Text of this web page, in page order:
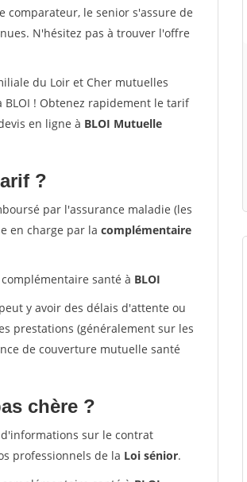
comparateur, le senior s'assure de
N'hésitez pas à trouver l'offre
du Loir et Cher mutuelles
BLOI ! Obtenez rapidement le tarif
en ligne à BLOI Mutuelle
?
par l'assurance maladie (les
en charge par la complémentaire
santé à BLOI
y avoir des délais d'attente ou
prestations (généralement sur les
de couverture mutuelle santé
chère ?
sur le contrat
professionnels de la Loi sénior.